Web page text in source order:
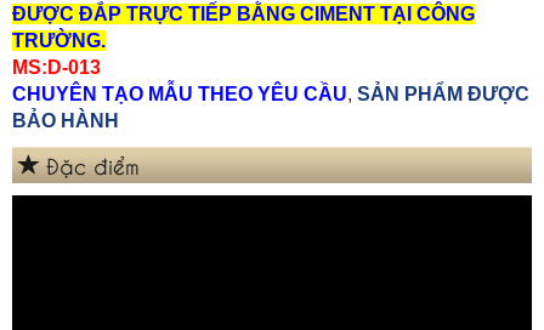
ĐƯỢC ĐẮP TRỰC TIẾP BẰNG CIMENT TẠI CÔNG
TRƯỜNG.
MS:D-013
CHUYÊN TẠO MẪU THEO YÊU CẦU, SẢN PHẨM ĐƯỢC
BẢO HÀNH
Đặc điểm